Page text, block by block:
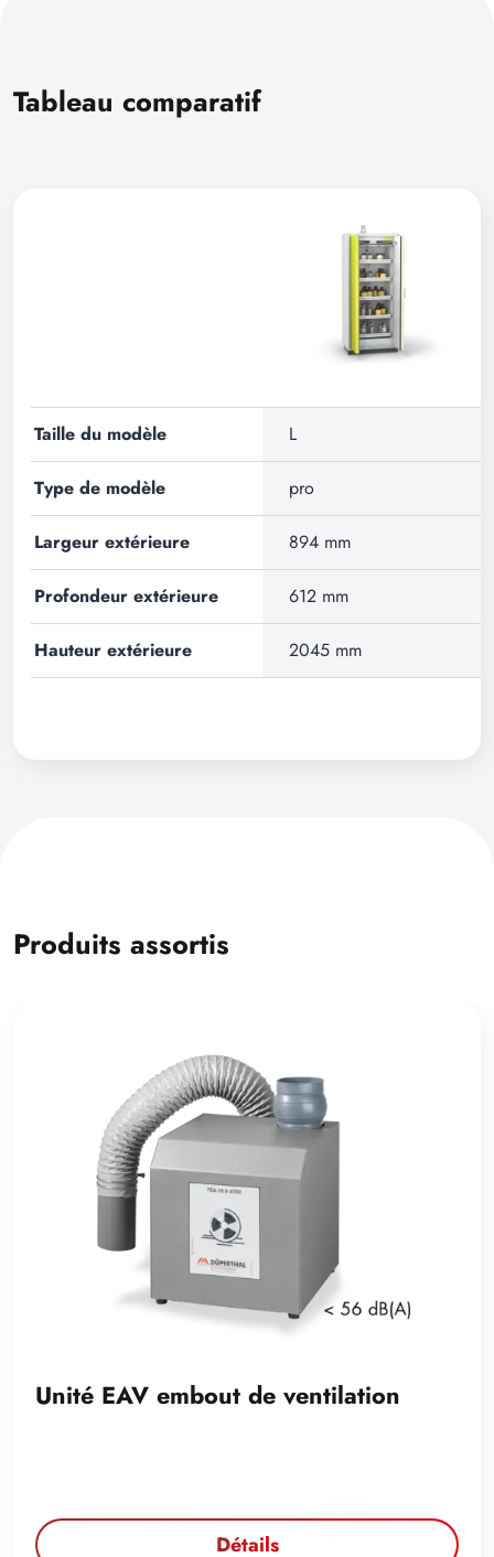
Tableau comparatif
Taille du modèle L
Type de modèle pro
Largeur extérieure 894 mm
Profondeur extérieure 612 mm
Hauteur extérieure 2045 mm
Produits assortis
Unité EAV embout de ventilation
Détails